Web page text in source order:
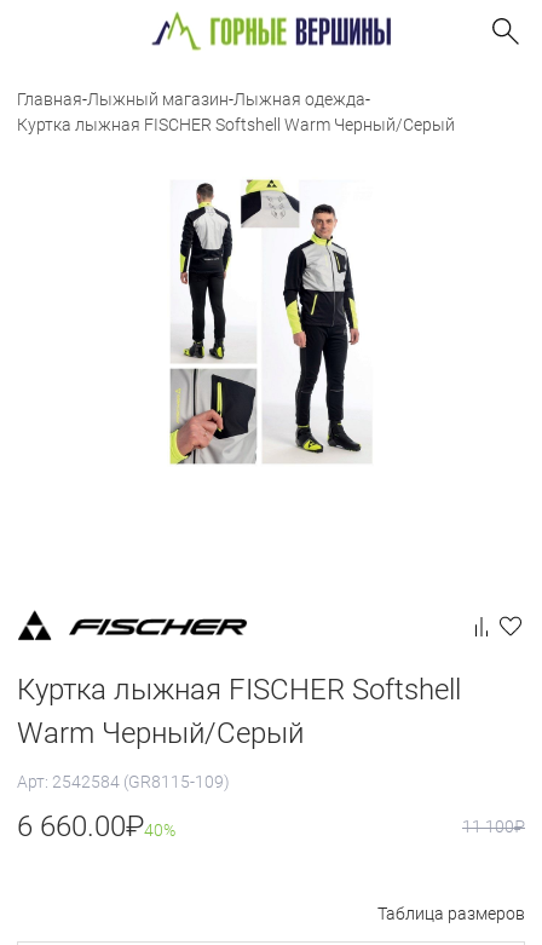
Главная-Лыжный магазин-Лыжная одежда-
Куртка лыжная FISCHER Softshell Warm Черный/Серый
Куртка лыжная FISCHER Softshell
Warm Черный/Серый
Арт: 2542584 (GR8115-109)
6 660.00₽40% 11 100₽
Таблица размеров